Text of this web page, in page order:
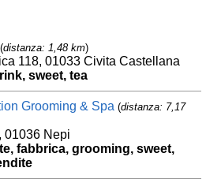
(distanza: 1,48 km)
118, 01033 Civita Castellana
sweet, tea
Grooming & Spa (distanza: 7,17
01036 Nepi
fabbrica, grooming, sweet,